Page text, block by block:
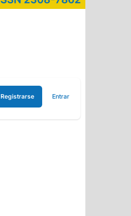
Registrarse Entrar